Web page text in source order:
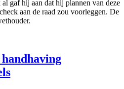
gaf hij aan dat hij plannen van deze
aan de raad zou voorleggen. De